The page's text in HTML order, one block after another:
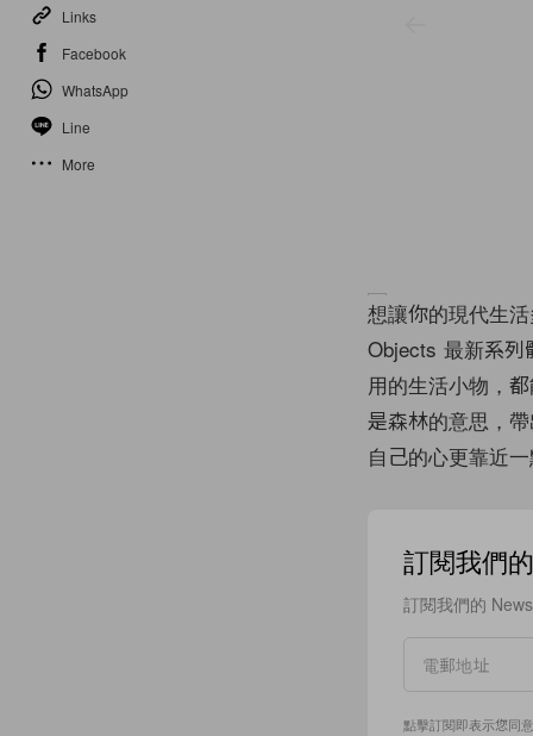
Links
Facebook
WhatsApp
Line
More
想讓你的現代生
Objects 最新系列
用的生活小物，
是森林的意思，
自己的心更靠近
訂閱我們
訂閱我們的
點擊訂閱即表示您同